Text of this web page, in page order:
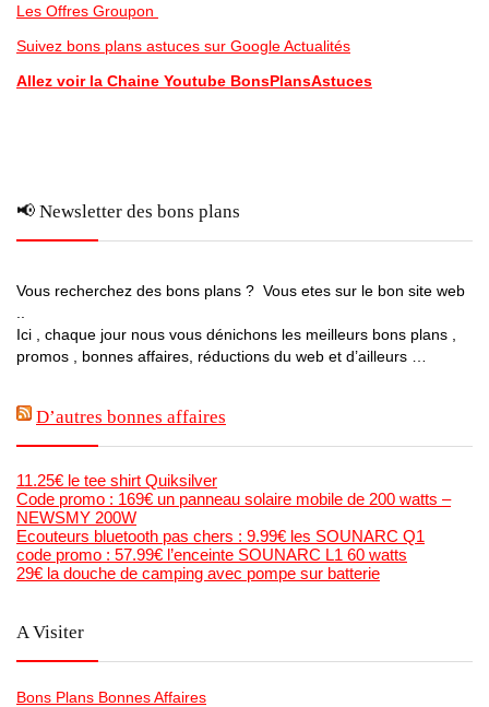
Les Offres Groupon
Suivez bons plans astuces sur Google Actualités
Allez voir la Chaine Youtube BonsPlansAstuces
📢 Newsletter des bons plans
Vous recherchez des bons plans ? Vous etes sur le bon site web
Ici , chaque jour nous vous dénichons les meilleurs bons plans ,
promos , bonnes affaires, réductions du web et d’ailleurs …
D’autres bonnes affaires
11.25€ le tee shirt Quiksilver
Code promo : 169€ un panneau solaire mobile de 200 watts –
NEWSMY 200W
Ecouteurs bluetooth pas chers : 9.99€ les SOUNARC Q1
code promo : 57.99€ l’enceinte SOUNARC L1 60 watts
29€ la douche de camping avec pompe sur batterie
A Visiter
Bons Plans Bonnes Affaires